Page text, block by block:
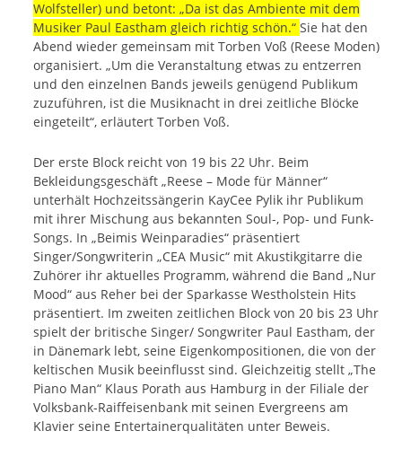
Wolfsteller) und betont: „Da ist das Ambiente mit dem
Musiker Paul Eastham gleich richtig schön.“ Sie hat den
Abend wieder gemeinsam mit Torben Voß (Reese Moden)
organisiert. „Um die Veranstaltung etwas zu entzerren
und den einzelnen Bands jeweils genügend Publikum
zuzuführen, ist die Musiknacht in drei zeitliche Blöcke
eingeteilt“, erläutert Torben Voß.
Der erste Block reicht von 19 bis 22 Uhr. Beim
Bekleidungsgeschäft „Reese – Mode für Männer“
unterhält Hochzeitssängerin KayCee Pylik ihr Publikum
mit ihrer Mischung aus bekannten Soul-, Pop- und Funk-
Songs. In „Beimis Weinparadies“ präsentiert
Singer/Songwriterin „CEA Music“ mit Akustikgitarre die
Zuhörer ihr aktuelles Programm, während die Band „Nur
Mood“ aus Reher bei der Sparkasse Westholstein Hits
präsentiert. Im zweiten zeitlichen Block von 20 bis 23 Uhr
spielt der britische Singer/ Songwriter Paul Eastham, der
in Dänemark lebt, seine Eigenkompositionen, die von der
keltischen Musik beeinflusst sind. Gleichzeitig stellt „The
Piano Man“ Klaus Porath aus Hamburg in der Filiale der
Volksbank-Raiffeisenbank mit seinen Evergreens am
Klavier seine Entertainerqualitäten unter Beweis.